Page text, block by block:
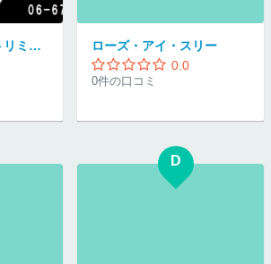
犬無添加おやつとトリミングサロンWANBANA
ローズ・アイ・スリー
0.0
0件の口コミ
D